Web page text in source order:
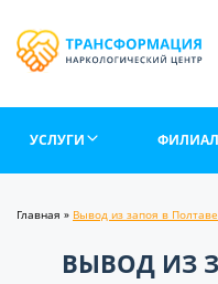
УСЛУГИ
Главная » Вывод из запоя в Полтаве
ВЫВОД ИЗ